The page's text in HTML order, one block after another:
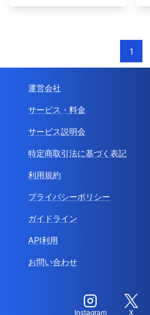
1
運営会社
サービス・料金
サービス説明会
特定商取引法に基づく表記
利用規約
プライバシーポリシー
ガイドライン
API利用
お問い合わせ
Instagram X